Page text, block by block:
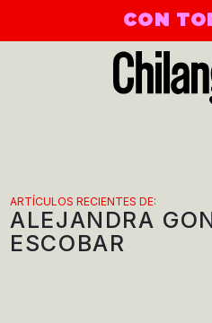
CON
ARTÍCULOS RECIENTES DE:
ALEJANDRA
ESCOBAR